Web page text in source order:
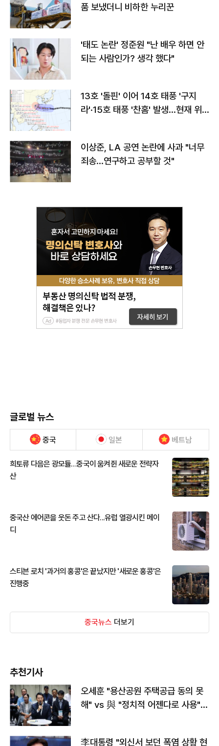
품 보냈더니 비하한 누리꾼
'태도 논란' 정준원 "난 배우 하면 안
되는 사람인가? 생각 했다"
13호 '돌핀' 이어 14호 태풍 '구지
라'·15호 태풍 '찬홈' 발생…현재 위
이상준, LA 공연 논란에 사과 "너무
죄송…연구하고 공부할 것"
글로벌 뉴스
중국 일본 베트남
희토류 다음은 광모듈…중국이 움켜쥔 새로운 전략자
산
중국산 에어콘을 웃돈 주고 산다...유럽 열광시킨 메이
디
스티븐 로치 '과거의 홍콩'은 끝났지만 '새로운 홍콩'은
진행중
중국뉴스 더보기
추천기사
오세훈 "용산공원 주택공급 동의 못
해" vs 與 "정치적 어젠다로 사용"
李대통령 "외신서 보던 폭염 상황 현